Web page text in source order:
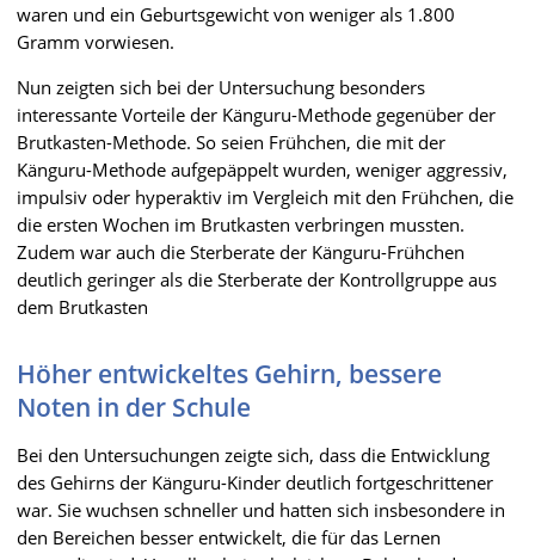
waren und ein Geburtsgewicht von weniger als 1.800
Gramm vorwiesen.
Nun zeigten sich bei der Untersuchung besonders
interessante Vorteile der Känguru-Methode gegenüber der
Brutkasten-Methode. So seien Frühchen, die mit der
Känguru-Methode aufgepäppelt wurden, weniger aggressiv,
impulsiv oder hyperaktiv im Vergleich mit den Frühchen, die
die ersten Wochen im Brutkasten verbringen mussten.
Zudem war auch die Sterberate der Känguru-Frühchen
deutlich geringer als die Sterberate der Kontrollgruppe aus
dem Brutkasten
Höher entwickeltes Gehirn, bessere
Noten in der Schule
Bei den Untersuchungen zeigte sich, dass die Entwicklung
des Gehirns der Känguru-Kinder deutlich fortgeschrittener
war. Sie wuchsen schneller und hatten sich insbesondere in
den Bereichen besser entwickelt, die für das Lernen